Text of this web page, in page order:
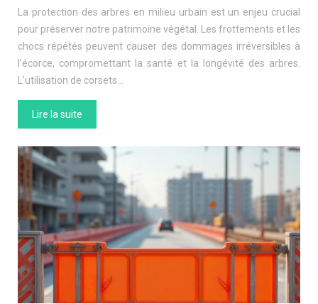
La protection des arbres en milieu urbain est un enjeu crucial
pour préserver notre patrimoine végétal. Les frottements et les
chocs répétés peuvent causer des dommages irréversibles à
l’écorce, compromettant la santé et la longévité des arbres.
L’utilisation de corsets…
Lire la suite